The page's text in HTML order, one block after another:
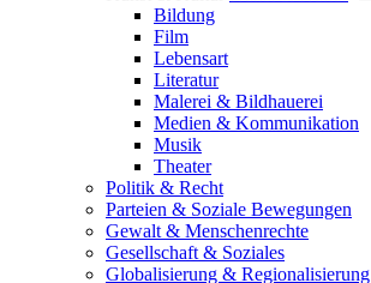
Bildung
Film
Lebensart
Literatur
Malerei & Bildhauerei
Medien & Kommunikation
Musik
Theater
Politik & Recht
Parteien & Soziale Bewegungen
Gewalt & Menschenrechte
Gesellschaft & Soziales
Globalisierung & Regionalisierung